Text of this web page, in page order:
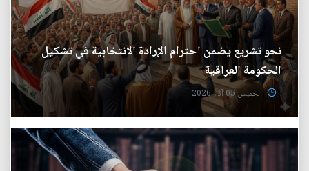
نحو تشريع يضمن احترام الإرادة الانتخابية في تشكيل
الحكومة العراقية
الخميس 05 آذار 2026